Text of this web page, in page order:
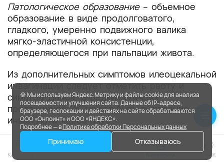
Патологическое образование– объемное
образование в виде продолговатого,
гладкого, умеренно подвижного валика
мягко-эластичной консистенции,
определяющегося при пальпации живота.
Из дополнительных симптомов илеоцекальной
инвагинации следует отметить рвоту и
симптом Данса. В редких случаях
протяженной ИК может быть выпадение
инвагината через анус.
может быть как однократной, так и
многократной. Рвота в начале заболевания
🍪 Мы используем Яндекс.Метрику и файлы cookie для анализа
посещаемости и улучшения сайта. Данные об IP-адресе,
браузере, геолокации и действиях на сайте обрабатываются
ООО «Онпоинт» и ООО «ЯНДЕКС».
Подробнее — вПолитике обработки Персональных данных
Принимаю Отказываюсь